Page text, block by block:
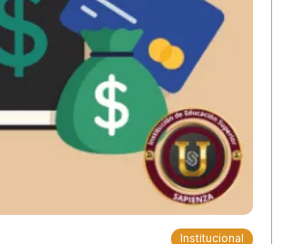
Institucional